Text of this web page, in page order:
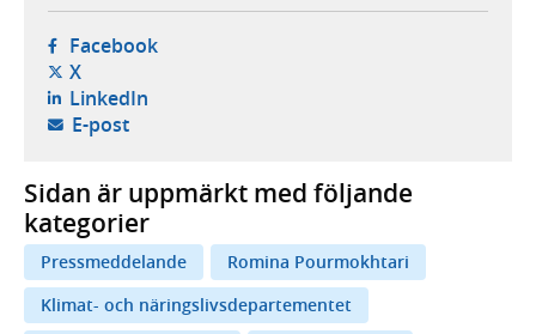
Facebook- öppnas i ny flik, extern webbplats,
X- öppnas i ny flik, extern webbplats,
LinkedIn- öppnas i ny flik, extern webbplats,
E-post- öppnar din e-postklient,
Sidan är uppmärkt med följande
kategorier
Pressmeddelande
Romina Pourmokhtari
Klimat- och näringslivsdepartementet